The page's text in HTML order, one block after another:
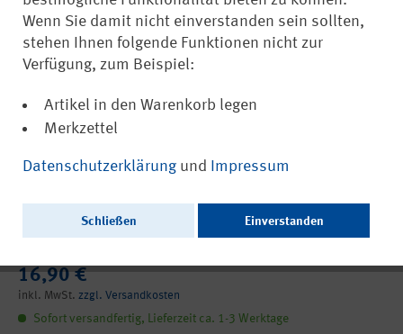
DGUV Regel 113-607
Herstellung und Konfektionierung von
Kunststofffolien
16,90 €
inkl. MwSt. zzgl. Versandkosten
Sofort versandfertig, Lieferzeit ca. 1-3 Werktage
Wenn Sie damit nicht einverstanden sein sollten,
stehen Ihnen folgende Funktionen nicht zur
Verfügung, zum Beispiel:
Artikel in den Warenkorb legen
Merkzettel
Datenschutzerklärung und Impressum
Schließen Einverstanden